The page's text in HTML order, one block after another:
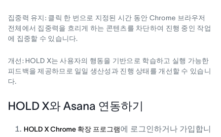
집중력 유지: 클릭 한 번으로 지정된 시간 동안 Chrome 브라우저
전체에서 집중력을 흐리게 하는 콘텐츠를 차단하여 진행 중인 작업
에 집중할 수 있습니다.
개선: HOLD X는 사용자의 행동을 기반으로 학습하고 실행 가능한
피드백을 제공하므로 일일 생산성과 진행 상태를 개선할 수 있습니
다.
HOLD X와 Asana 연동하기
HOLD X Chrome 확장 프로그램에 로그인하거나 가입합니